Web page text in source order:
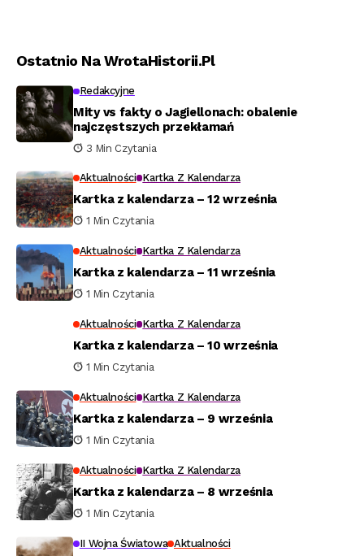
Ostatnio Na WrotaHistorii.pl
Redakcyjne
Mity vs fakty o Jagiellonach: obalenie
najczęstszych przekłamań
3 Min Czytania
Aktualności Kartka Z Kalendarza
Kartka z kalendarza – 12 września
1 Min Czytania
Aktualności Kartka Z Kalendarza
Kartka z kalendarza – 11 września
1 Min Czytania
Aktualności Kartka Z Kalendarza
Kartka z kalendarza – 10 września
1 Min Czytania
Aktualności Kartka Z Kalendarza
Kartka z kalendarza – 9 września
1 Min Czytania
Aktualności Kartka Z Kalendarza
Kartka z kalendarza – 8 września
1 Min Czytania
II Wojna Światowa Aktualności